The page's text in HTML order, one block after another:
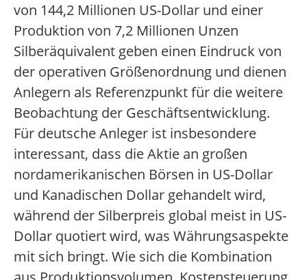
von 144,2 Millionen US-Dollar und einer
Produktion von 7,2 Millionen Unzen
Silberäquivalent geben einen Eindruck von
der operativen Größenordnung und dienen
Anlegern als Referenzpunkt für die weitere
Beobachtung der Geschäftsentwicklung.
Für deutsche Anleger ist insbesondere
interessant, dass die Aktie an großen
nordamerikanischen Börsen in US-Dollar
und Kanadischen Dollar gehandelt wird,
während der Silberpreis global meist in US-
Dollar quotiert wird, was Währungsaspekte
mit sich bringt. Wie sich die Kombination